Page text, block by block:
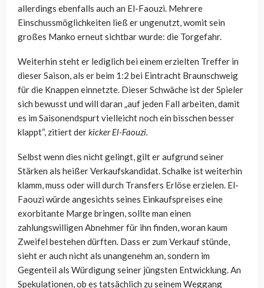
allerdings ebenfalls auch an El-Faouzi. Mehrere
Einschussmöglichkeiten ließ er ungenutzt, womit sein
großes Manko erneut sichtbar wurde: die Torgefahr.
Weiterhin steht er lediglich bei einem erzielten Treffer in
dieser Saison, als er beim 1:2 bei Eintracht Braunschweig
für die Knappen einnetzte. Dieser Schwäche ist der Spieler
sich bewusst und will daran „auf jeden Fall arbeiten, damit
es im Saisonendspurt vielleicht noch ein bisschen besser
klappt“, zitiert derkicker El-Faouzi.
Selbst wenn dies nicht gelingt, gilt er aufgrund seiner
Stärken als heißer Verkaufskandidat. Schalke ist weiterhin
klamm, muss oder will durch Transfers Erlöse erzielen. El-
Faouzi würde angesichts seines Einkaufspreises eine
exorbitante Marge bringen, sollte man einen
zahlungswilligen Abnehmer für ihn finden, woran kaum
Zweifel bestehen dürften. Dass er zum Verkauf stünde,
sieht er auch nicht als unangenehm an, sondern im
Gegenteil als Würdigung seiner jüngsten Entwicklung. An
Spekulationen, ob es tatsächlich zu seinem Weggang